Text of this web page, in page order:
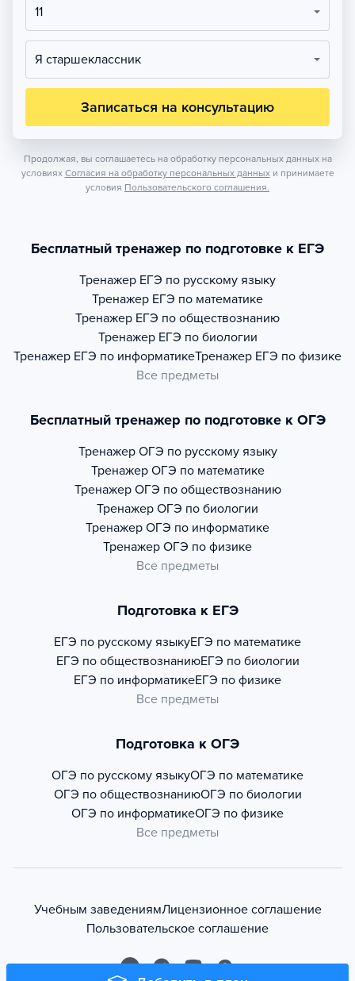
11
Я старшеклассник
Записаться на консультацию
Продолжая, вы соглашаетесь на обработку персональных данных на
условиях Согласия на обработку персональных данных и принимаете
условия Пользовательского соглашения.
Бесплатный тренажер по подготовке к ЕГЭ
Тренажер ЕГЭ по русскому языку
Тренажер ЕГЭ по математике
Тренажер ЕГЭ по обществознанию
Тренажер ЕГЭ по биологии
Тренажер ЕГЭ по информатикеТренажер ЕГЭ по физике
Все предметы
Бесплатный тренажер по подготовке к ОГЭ
Тренажер ОГЭ по русскому языку
Тренажер ОГЭ по математике
Тренажер ОГЭ по обществознанию
Тренажер ОГЭ по биологии
Тренажер ОГЭ по информатике
Тренажер ОГЭ по физике
Все предметы
Подготовка к ЕГЭ
ЕГЭ по русскому языкуЕГЭ по математике
ЕГЭ по обществознаниюЕГЭ по биологии
ЕГЭ по информатикеЕГЭ по физике
Все предметы
Подготовка к ОГЭ
ОГЭ по русскому языкуОГЭ по математике
ОГЭ по обществознаниюОГЭ по биологии
ОГЭ по информатикеОГЭ по физике
Все предметы
Учебным заведениямЛицензионное соглашение
Пользовательское соглашение